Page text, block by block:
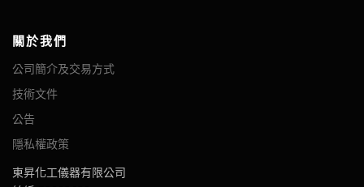
關於我們
公司簡介及交易方式
技術文件
公告
隱私權政策
東昇化工儀器有限公司